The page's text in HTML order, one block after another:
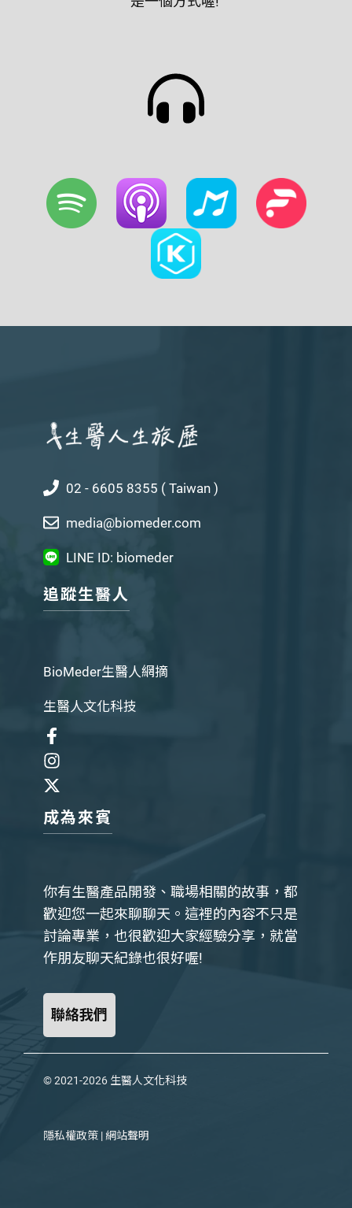
02 - 6605 8355 ( Taiwan )
media@biomeder.com
LINE ID: biomeder
追蹤生醫人
BioMeder生醫人網摘
生醫人文化科技
成為來賓
你有生醫產品開發、職場相關的故事，都
歡迎您一起來聊聊天。這裡的內容不只是
討論專業，也很歡迎大家經驗分享，就當
作朋友聊天紀錄也很好喔!
聯絡我們
© 2021-2026 生醫人文化科技
隱私權政策 |網站聲明